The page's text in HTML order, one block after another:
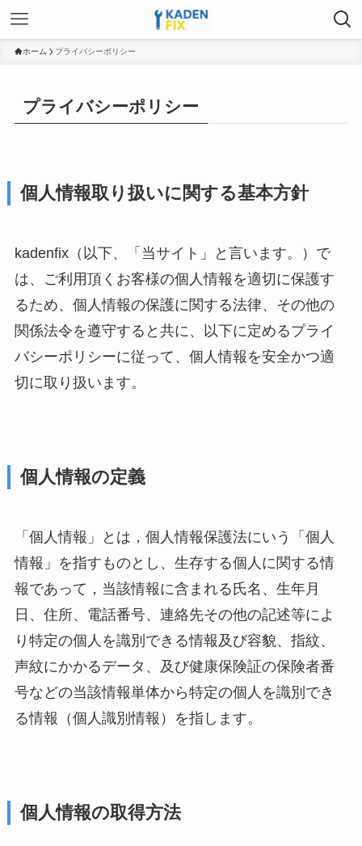
ホーム プライバシーポリシー
プライバシーポリシー
個人情報取り扱いに関する基本方針
kadenfix（以下、「当サイト」と言います。）で
は、ご利用頂くお客様の個人情報を適切に保護す
るため、個人情報の保護に関する法律、その他の
関係法令を遵守すると共に、以下に定めるプライ
バシーポリシーに従って、個人情報を安全かつ適
切に取り扱います。
個人情報の定義
「個人情報」とは，個人情報保護法にいう「個人
情報」を指すものとし、生存する個人に関する情
報であって，当該情報に含まれる氏名、生年月
日、住所、電話番号、連絡先その他の記述等によ
り特定の個人を識別できる情報及び容貌、指紋、
声紋にかかるデータ、及び健康保険証の保険者番
号などの当該情報単体から特定の個人を識別でき
る情報（個人識別情報）を指します。
個人情報の取得方法